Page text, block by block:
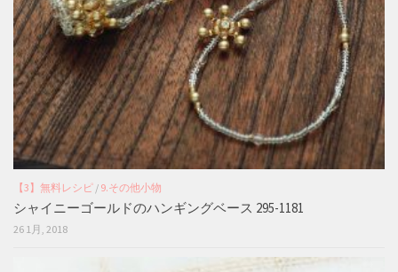
【3】無料レシピ / 9.その他小物
シャイニーゴールドのハンギングベース 295-1181
26 1月, 2018